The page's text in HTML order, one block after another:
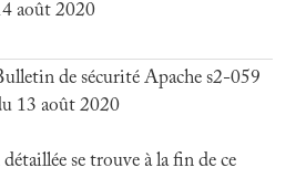
août 2020
de sécurité Apache s2-059
13 août 2020
se trouve à la fin de ce